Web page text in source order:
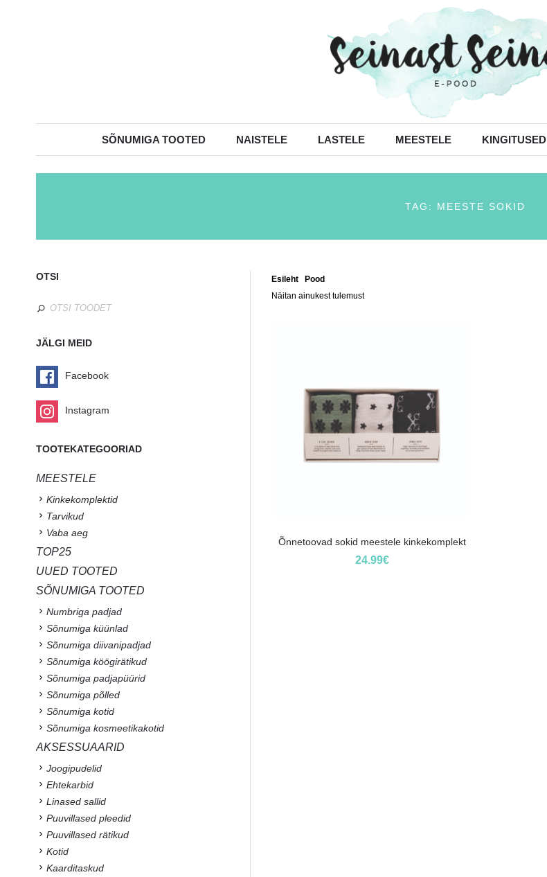
SÕNUMIGA TOOTED NAISTELE LASTELE MEESTELE KINGITUSED
TAG: MEESTE SOKID
Esileht /Pood
Näitan ainukest tulemust
Õnnetoovad sokid meestele kinkekomplekt
24.99€
OTSI
JÄLGI MEID
Facebook
Instagram
TOOTEKATEGOORIAD
MEESTELE
Kinkekomplektid
Tarvikud
Vaba aeg
TOP25
UUED TOOTED
SÕNUMIGA TOOTED
Numbriga padjad
Sõnumiga küünlad
Sõnumiga diivanipadjad
Sõnumiga köögirätikud
Sõnumiga padjapüürid
Sõnumiga põlled
Sõnumiga kotid
Sõnumiga kosmeetikakotid
AKSESSUAARID
Joogipudelid
Ehtekarbid
Linased sallid
Puuvillased pleedid
Puuvillased rätikud
Kotid
Kaarditaskud